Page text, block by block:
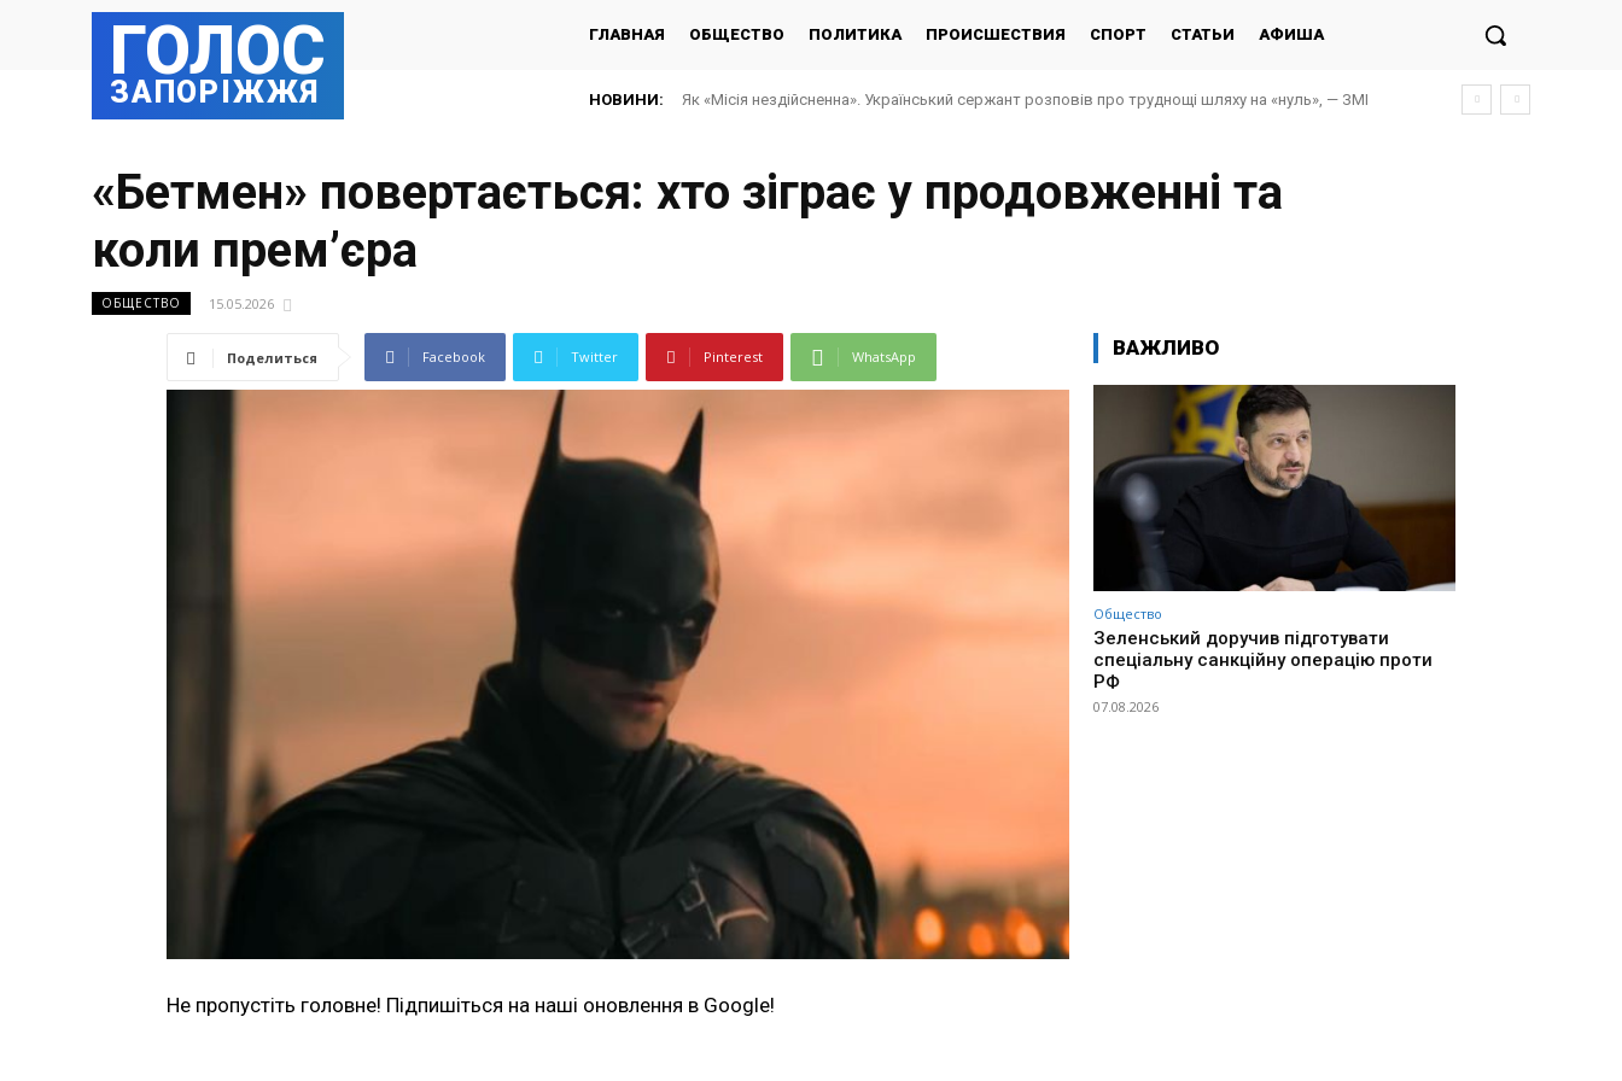
ГОЛОС
ЗАПОРІЖЖЯ
ГЛАВНАЯ ОБЩЕСТВО ПОЛИТИКА ПРОИСШЕСТВИЯ СПОРТ СТАТЬИ АФИША
НОВИНИ: Як «Місія нездійсненна». Український сержант розповів про труднощі шляху на «нуль», — ЗМІ
«Бетмен» повертається: хто зіграє у продовженні та
коли прем’єра
ОБЩЕСТВО 15.05.2026
Поделиться Facebook Twitter Pinterest WhatsApp
Не пропустіть головне! Підпишіться на наші оновлення в Google!
ВАЖЛИВО
Общество
Зеленський доручив підготувати
спеціальну санкційну операцію проти
РФ
07.08.2026